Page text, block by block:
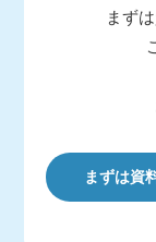
まず
まずは資